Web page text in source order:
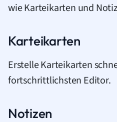
wie Karteikarten und
Karteikarten
Erstelle Karteikarten
fortschrittlichsten Editor.
Notizen